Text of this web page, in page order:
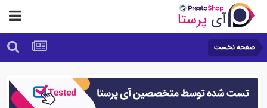
صفحه نخست